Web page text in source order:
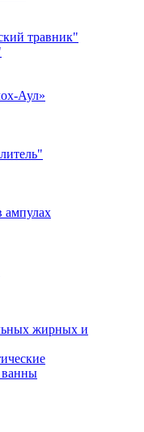
травник"
Аул»
ампулах
жирных и
ванны